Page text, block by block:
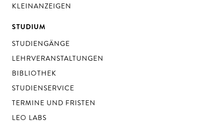
KLEINANZEIGEN
STUDIUM
STUDIENGÄNGE
LEHRVERANSTALTUNGEN
BIBLIOTHEK
STUDIENSERVICE
TERMINE UND FRISTEN
LEO LABS